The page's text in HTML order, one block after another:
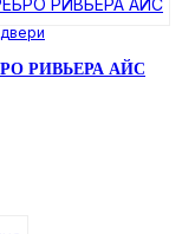
РИВЬЕРА АЙС